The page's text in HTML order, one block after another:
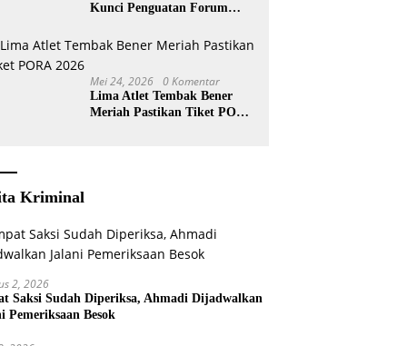
Kunci Penguatan Forum
Mei 24, 2026 0 Komentar
Lima Atlet Tembak Bener
Meriah Pastikan Tiket PORA
Kriminal
2, 2026
Saksi Sudah Diperiksa, Ahmadi Dijadwalkan
Pemeriksaan Besok